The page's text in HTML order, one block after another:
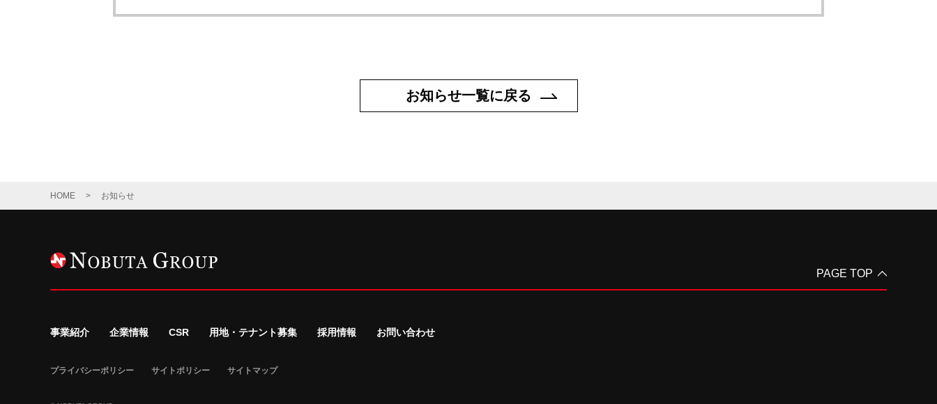
お知らせ一覧に戻る
HOME お知らせ
PAGE TOP
事業紹介 企業情報 CSR 用地・テナント募集 採用情報 お問い合わせ
プライバシーポリシー サイトポリシー サイトマップ